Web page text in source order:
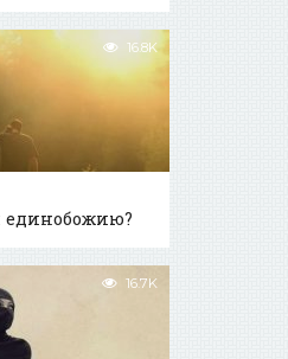
16.8K
единобожию?
16.7K